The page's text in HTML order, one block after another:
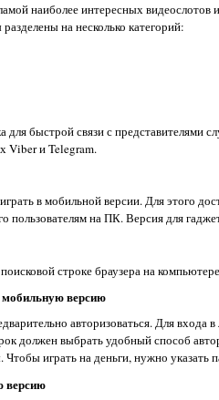
наиболее интересных
на несколько категорий:
для быстрой связи с
Viber и Telegram.
в мобильной версии. Для этого
пользователям на ПК. Версия для
строке браузера на
мобильную версию
авторизоваться. Для
должен выбрать удобный способ
играть на деньги, нужно
версию